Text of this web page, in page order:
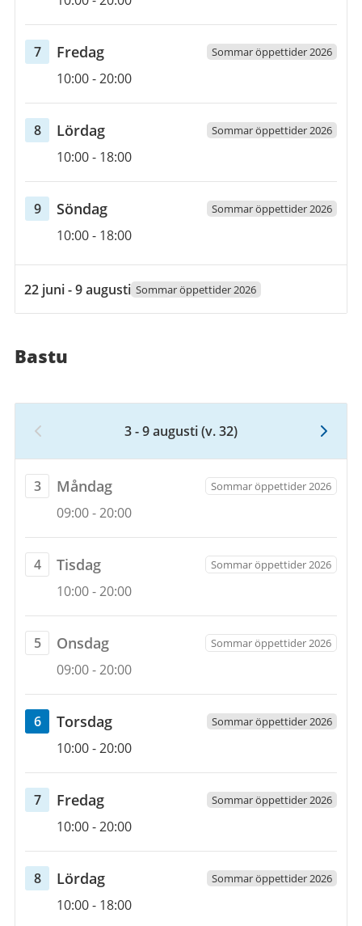
2026
7
fredag
7
2026
Fredag Sommar öppettider 2026
Öppettider
10:00-20:00
8
lördag
8
2026
Lördag Sommar öppettider 2026
Öppettider
10:00- 18:00
9
söndag
9
Söndag Sommar öppettider 2026
Öppettider
10:00- 18:00
22
juni
till
9
2026
22 juni - 9 augusti Sommar öppettider 2026
Bastu
Vecka
32,
3
augusti
till
9
augusti
3 - 9 augusti(v. 32)
3
måndag
3
2026
Måndag Sommar öppettider 2026
Öppettider
09:00-20:00
4
tisdag
4
Tisdag Sommar öppettider 2026
Öppettider
10:00-20:00
5
onsdag
5
Onsdag Sommar öppettider 2026
Öppettider
09:00-20:00
6
torsdag
6
2026
Torsdag Sommar öppettider 2026
Öppettider
10:00-20:00
7
fredag
7
2026
Fredag Sommar öppettider 2026
Öppettider
10:00-20:00
8
lördag
8
Lördag Sommar öppettider 2026
Öppettider
10:00- 18:00